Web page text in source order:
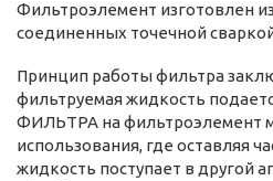
Фильтроэлемент изготовлен
соединенных точечной
Принцип работы фильтра
фильтруемая жидкость
ФИЛЬТРА на фильтроэлемент
использования, где оставляя
жидкость поступает в другой